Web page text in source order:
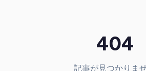
404
記事が見つかりま